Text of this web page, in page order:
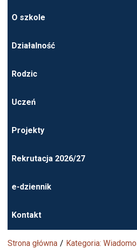
O szkole
Działalność
Rodzic
Uczeń
Projekty
Rekrutacja 2026/27
e-dziennik
Kontakt
Strona główna
Kategoria: